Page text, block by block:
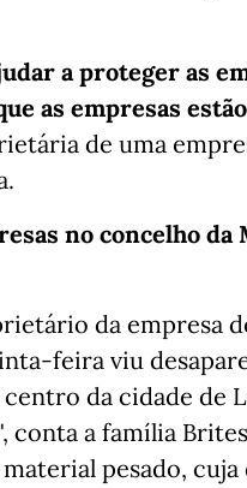
a proteger as
as empresas
de uma
no concelho
da empresa
feira viu
da cidade de
conta a família
pesado,